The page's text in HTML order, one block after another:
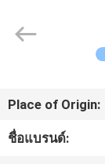
สินค้า
Xianyang
Chaoyue
Reserved.
Place of Origin:
ชื่อแบรนด์: